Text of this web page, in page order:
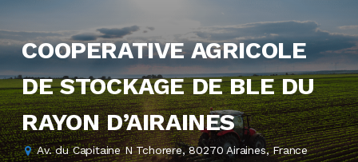
COOPERATIVE AGRICOLE
DE STOCKAGE DE BLE DU
RAYON D’AIRAINES
Av. du Capitaine N Tchorere, 80270 Airaines, France